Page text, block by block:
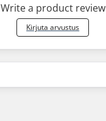
Write a product review
Kirjuta arvustus